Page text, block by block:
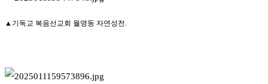
▲기독교 복음선교회 월명동 자연성전.